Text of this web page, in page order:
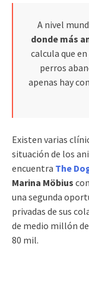
A nivel
donde más
calcula que
perros
apenas hay
Existen varias
situación de los
encuentra The
Marina Möbius
una segunda
privadas de sus
de medio millón
80 mil.